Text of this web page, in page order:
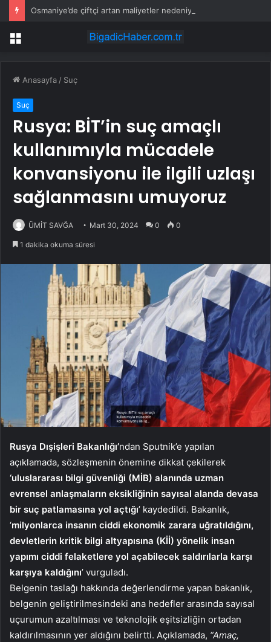
Menü
Anasayfa / Suç
Suç
Rusya: BİT’in suç amaçlı
kullanımıyla mücadele
konvansiyonu ile ilgili uzlaşı
sağlanmasını umuyoruz
ÜMİT SAVĞA Mart 30, 2024 0 0
1 dakika okuma süresi
Rusya Dışişleri Bakanlığı’ndan Sputnik’e yapılan
açıklamada, sözleşmenin önemine dikkat çekilerek
‘uluslararası bilgi güvenliği (MİB) alanında uzman
evrensel anlaşmaların eksikliğinin sayısal alanda devasa
bir suç patlamasına yol açtığı’ kaydedildi. Bakanlık,
‘milyonlarca insanın ciddi ekonomik zarara uğratıldığını,
devletlerin kritik bilgi altyapısına (Kİİ) yönelik insan
yapımı ciddi felaketlere yol açabilecek saldırılarla karşı
karşıya kaldığını’ vurguladı.
Belgenin taslağı hakkında değerlendirme yapan bakanlık,
belgenin geliştirilmesindeki ana hedefler arasında sayısal
uçurumun azaltılması ve teknolojik eşitsizliğin ortadan
kaldırılmasının yer aldığını belirtti. Açıklamada, “Amaç,